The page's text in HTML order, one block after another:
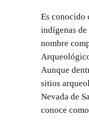
Es conocido
indígenas de
nombre
Aunque
sitios
Nevada de
conoce